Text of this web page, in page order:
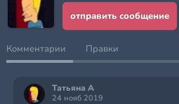
отправить сообщение
Комментарии Правки
Татьяна А
24 нояб 2019